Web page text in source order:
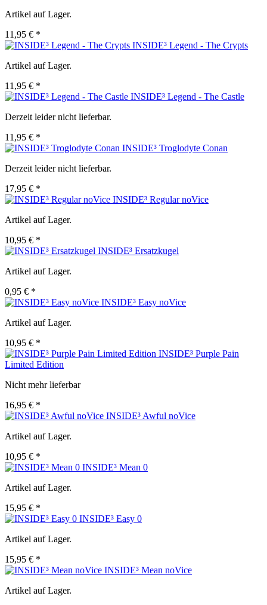
Artikel auf Lager.
11,95 € *
INSIDE³ Legend - The Crypts
Artikel auf Lager.
11,95 € *
INSIDE³ Legend - The Castle
Derzeit leider nicht lieferbar.
11,95 € *
INSIDE³ Troglodyte Conan
Derzeit leider nicht lieferbar.
17,95 € *
INSIDE³ Regular noVice
Artikel auf Lager.
10,95 € *
INSIDE³ Ersatzkugel
Artikel auf Lager.
0,95 € *
INSIDE³ Easy noVice
Artikel auf Lager.
10,95 € *
INSIDE³ Purple Pain
Limited Edition
Nicht mehr lieferbar
16,95 € *
INSIDE³ Awful noVice
Artikel auf Lager.
10,95 € *
INSIDE³ Mean 0
Artikel auf Lager.
15,95 € *
INSIDE³ Easy 0
Artikel auf Lager.
15,95 € *
INSIDE³ Mean noVice
Artikel auf Lager.